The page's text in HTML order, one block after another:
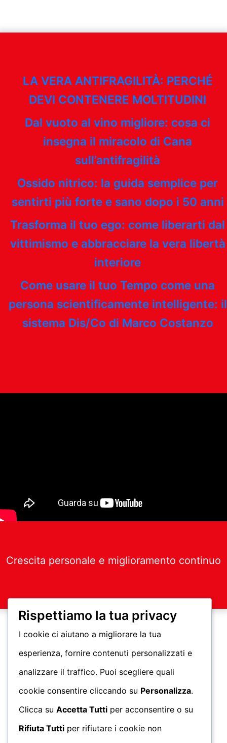
LA VERA ANTIFRAGILITÀ: PERCHÉ
DEVI CONTENERE MOLTITUDINI
Dal vuoto al vino migliore: cosa ci
insegna il miracolo di Cana
sull’antifragilità
Ossido nitrico: la guida semplice per
sentirti più forte e sano dopo i 50 anni
Trasforma il tuo ego: come liberarti dal
vittimismo e abbracciare la vera libertà
interiore
Come usare il tuo Tempo come una
persona scientificamente intelligente: il
sistema Dis/Co di Marco Costanzo
Crescita personale e miglioramento continuo
Rispettiamo la tua privacy
I cookie ci aiutano a migliorare la tua
esperienza, fornire contenuti personalizzati e
analizzare il traffico. Puoi scegliere quali
cookie consentire cliccando su Personalizza.
Clicca su Accetta Tutti per acconsentire o su
Rifiuta Tutti per rifiutare i cookie non